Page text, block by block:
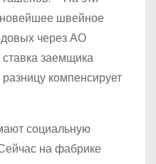
швейное
через АО
заемщика
разницу компенсирует
социальную
на фабрике